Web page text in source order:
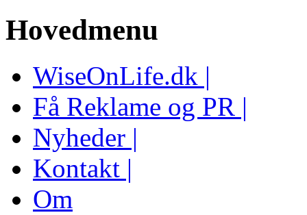
Hovedmenu
WiseOnLife.dk |
Få Reklame og PR |
Nyheder |
Kontakt |
Om